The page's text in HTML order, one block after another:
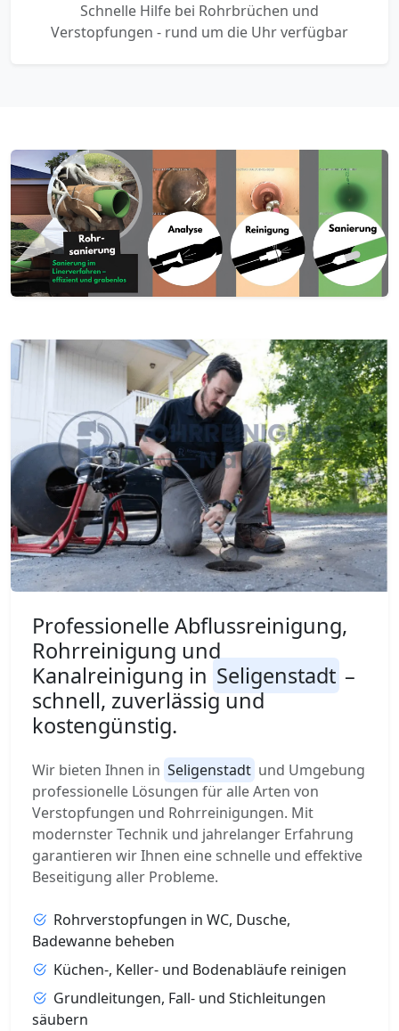
Schnelle Hilfe bei Rohrbrüchen und
Verstopfungen - rund um die Uhr verfügbar
Professionelle Abflussreinigung,
Rohrreinigung und
Kanalreinigung in Seligenstadt –
schnell, zuverlässig und
kostengünstig.
Wir bieten Ihnen in Seligenstadt und Umgebung
professionelle Lösungen für alle Arten von
Verstopfungen und Rohrreinigungen. Mit
modernster Technik und jahrelanger Erfahrung
garantieren wir Ihnen eine schnelle und effektive
Beseitigung aller Probleme.
Rohrverstopfungen in WC, Dusche,
Badewanne beheben
Küchen-, Keller- und Bodenabläufe reinigen
Grundleitungen, Fall- und Stichleitungen
säubern